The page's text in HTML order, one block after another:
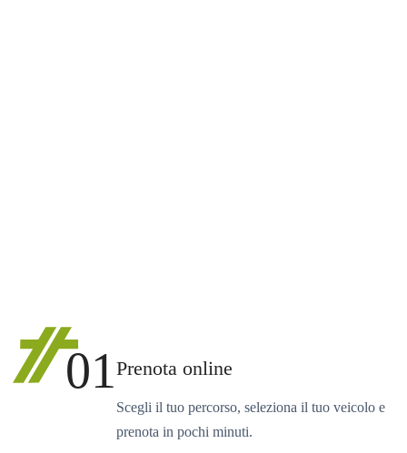
01Prenota online
Scegli il tuo percorso, seleziona il tuo veicolo e
prenota in pochi minuti.